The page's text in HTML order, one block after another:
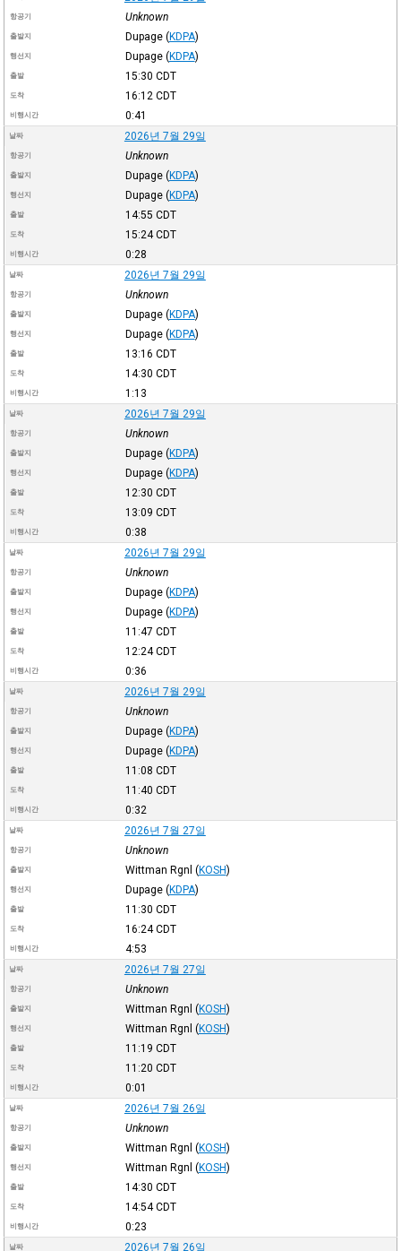
항공기 Unknown
출발지 Dupage (KDPA)
행선지 Dupage (KDPA)
출발 15:30 CDT
도착 16:12 CDT
비행시간 0:41
날짜 2026년 7월 29일
항공기 Unknown
출발지 Dupage (KDPA)
행선지 Dupage (KDPA)
출발 14:55 CDT
도착 15:24CDT
비행시간 0:28
날짜 2026년 7월 29일
항공기 Unknown
출발지 Dupage (KDPA)
행선지 Dupage (KDPA)
출발 13:16 CDT
도착 14:30 CDT
비행시간 1:13
날짜 2026년 7월 29일
항공기 Unknown
출발지 Dupage (KDPA)
행선지 Dupage (KDPA)
출발 12:30 CDT
도착 13:09 CDT
비행시간 0:38
날짜 2026년 7월 29일
항공기 Unknown
출발지 Dupage (KDPA)
행선지 Dupage (KDPA)
출발 11:47 CDT
도착 12:24CDT
비행시간 0:36
날짜 2026년 7월 29일
항공기 Unknown
출발지 Dupage (KDPA)
행선지 Dupage (KDPA)
출발 11:08 CDT
도착 11:40 CDT
비행시간 0:32
날짜 2026년 7월 27일
항공기 Unknown
출발지 Wittman Rgnl (KOSH)
행선지 Dupage (KDPA)
출발 11:30 CDT
도착 16:24CDT
비행시간 4:53
날짜 2026년 7월 27일
항공기 Unknown
출발지 Wittman Rgnl (KOSH)
행선지 Wittman Rgnl (KOSH)
출발 11:19 CDT
도착 11:20 CDT
비행시간 0:01
날짜 2026년 7월 26일
항공기 Unknown
출발지 Wittman Rgnl (KOSH)
행선지 Wittman Rgnl (KOSH)
출발 14:30 CDT
도착 14:54CDT
비행시간 0:23
날짜 2026년 7월 26일